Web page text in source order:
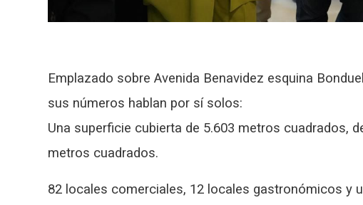
Emplazado sobre Avenida Benavidez esquina
sus números hablan por sí solos:
Una superficie cubierta de 5.603 metros cuadrados,
metros cuadrados.
82 locales comerciales, 12 locales gastronómicos y